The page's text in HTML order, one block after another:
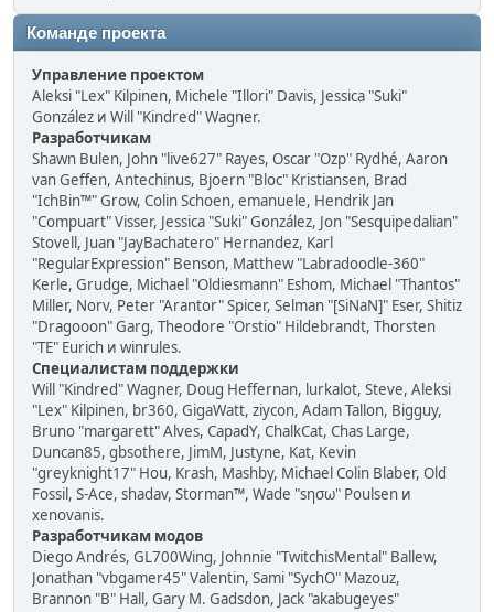
Команде проекта
Управление проектом
Aleksi "Lex" Kilpinen, Michele "Illori" Davis, Jessica "Suki"
González и Will "Kindred" Wagner.
Разработчикам
Shawn Bulen, John "live627" Rayes, Oscar "Ozp" Rydhé, Aaron
van Geffen, Antechinus, Bjoern "Bloc" Kristiansen, Brad
"IchBin™" Grow, Colin Schoen, emanuele, Hendrik Jan
"Compuart" Visser, Jessica "Suki" González, Jon "Sesquipedalian"
Stovell, Juan "JayBachatero" Hernandez, Karl
"RegularExpression" Benson, Matthew "Labradoodle-360"
Kerle, Grudge, Michael "Oldiesmann" Eshom, Michael "Thantos"
Miller, Norv, Peter "Arantor" Spicer, Selman "[SiNaN]" Eser, Shitiz
"Dragooon" Garg, Theodore "Orstio" Hildebrandt, Thorsten
"TE" Eurich и winrules.
Специалистам поддержки
Will "Kindred" Wagner, Doug Heffernan, lurkalot, Steve, Aleksi
"Lex" Kilpinen, br360, GigaWatt, ziycon, Adam Tallon, Bigguy,
Bruno "margarett" Alves, CapadY, ChalkCat, Chas Large,
Duncan85, gbsothere, JimM, Justyne, Kat, Kevin
"greyknight17" Hou, Krash, Mashby, Michael Colin Blaber, Old
Fossil, S-Ace, shadav, Storman™, Wade "sησω" Poulsen и
xenovanis.
Разработчикам модов
Diego Andrés, GL700Wing, Johnnie "TwitchisMental" Ballew,
Jonathan "vbgamer45" Valentin, Sami "SychO" Mazouz,
Brannon "B" Hall, Gary M. Gadsdon, Jack "akabugeyes"